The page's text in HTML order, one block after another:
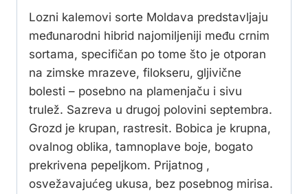
Lozni kalemovi sorte Moldava predstavljaju
međunarodni hibrid najomiljeniji među crnim
sortama, specifičan po tome što je otporan
na zimske mrazeve, filokseru, gljivične
bolesti – posebno na plamenjaču i sivu
trulež. Sazreva u drugoj polovini septembra.
Grozd je krupan, rastresit. Bobica je krupna,
ovalnog oblika, tamnoplave boje, bogato
prekrivena pepeljkom. Prijatnog ,
osvežavajućeg ukusa, bez posebnog mirisa.